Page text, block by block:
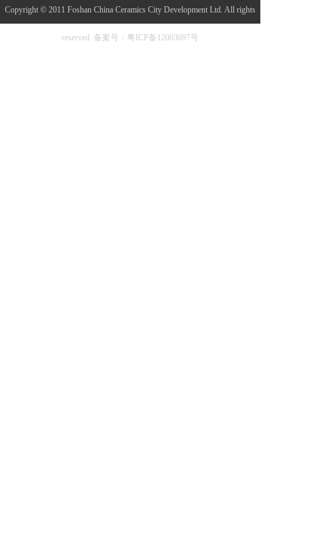
Copyright © 2011 Foshan China Ceramics City Development Ltd. All rights
reserved. 备案号：粤ICP备12003697号